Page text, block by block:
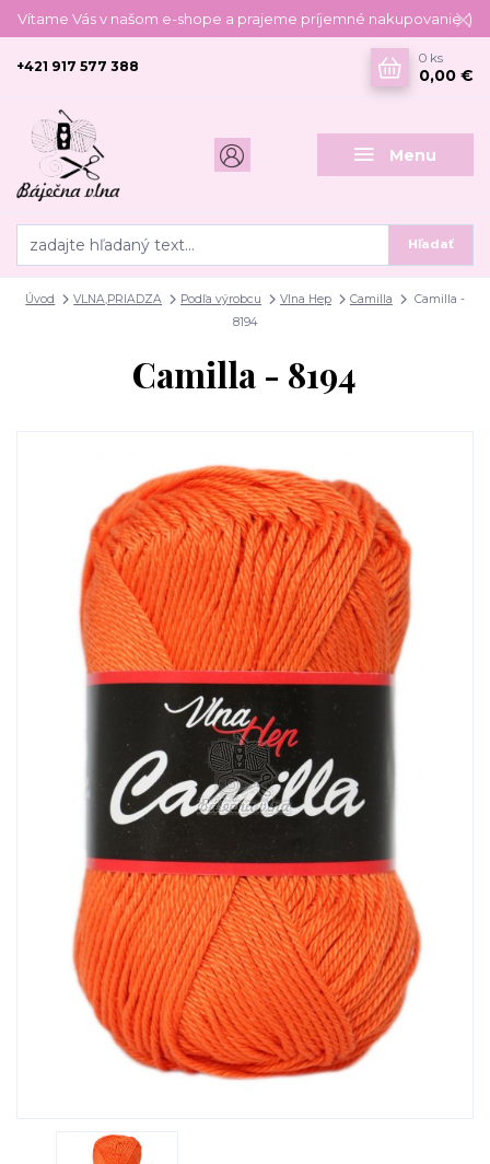
Vítame Vás v našom e-shope a prajeme príjemné nakupovanie :)
Menu
Hľadať
+421 917 577 388
0 ks
0,00 €
Úvod VLNA,PRIADZA Podľa výrobcu Vlna Hep Camilla
Camilla -
8194
Camilla - 8194